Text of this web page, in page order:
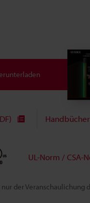
der
Handbücher
UL-Norm / CSA-